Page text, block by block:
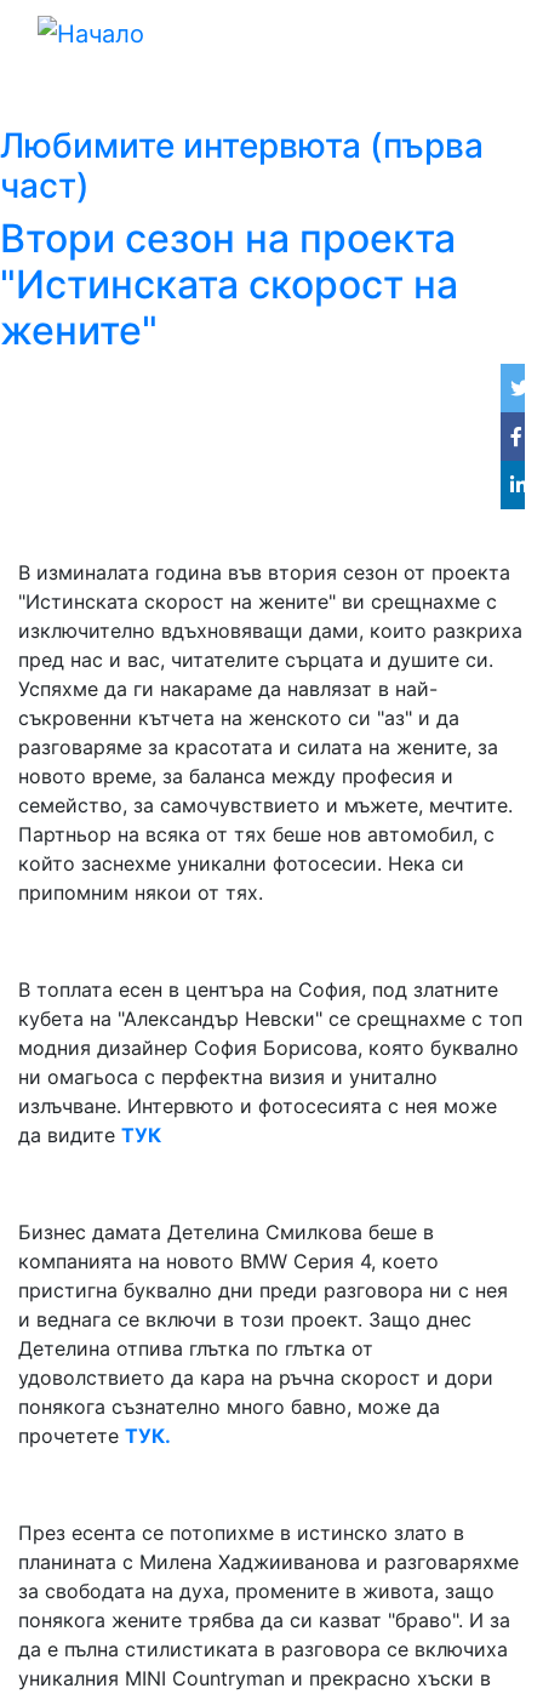
Любимите интервюта (първа
част)
Втори сезон на проекта
"Истинската скорост на
жените"
В изминалата година във втория сезон от проекта
"Истинската скорост на жените" ви срещнахме с
изключително вдъхновяващи дами, които разкриха
пред нас и вас, читателите сърцата и душите си.
Успяхме да ги накараме да навлязат в най-
съкровенни кътчета на женското си "аз" и да
разговаряме за красотата и силата на жените, за
новото време, за баланса между професия и
семейство, за самочувствието и мъжете, мечтите.
Партньор на всяка от тях беше нов автомобил, с
който заснехме уникални фотосесии. Нека си
припомним някои от тях.
В топлата есен в центъра на София, под златните
кубета на "Александър Невски" се срещнахме с топ
модния дизайнер София Борисова, която буквално
ни омагьоса с перфектна визия и унитално
излъчване. Интервюто и фотосесията с нея може
да видите ТУК
Бизнес дамата Детелина Смилкова беше в
компанията на новото BMW Серия 4, което
пристигна буквално дни преди разговора ни с нея
и веднага се включи в този проект. Защо днес
Детелина отпива глътка по глътка от
удоволствието да кара на ръчна скорост и дори
понякога съзнателно много бавно, може да
прочетете ТУК.
През есента се потопихме в истинско злато в
планината с Милена Хаджииванова и разговаряхме
за свободата на духа, промените в живота, защо
понякога жените трябва да си казват "браво". И за
да е пълна стилистиката в разговора се включиха
уникалния MINI Countryman и прекрасно хъски в